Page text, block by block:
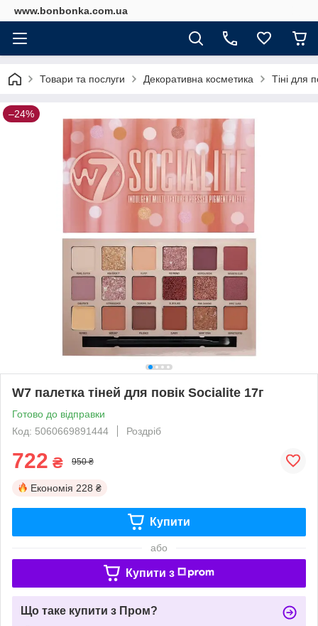
www.bonbonka.com.ua
Товари та послуги Декоративна косметика Тіні для
–24%
W7 палетка тіней для повік Socialite 17г
Готово до відправки
Код: 5060669891444
Роздріб
722 ₴ 950 ₴
Економія 228 ₴
Купити
або
Купити з
Що таке купити з Пром?